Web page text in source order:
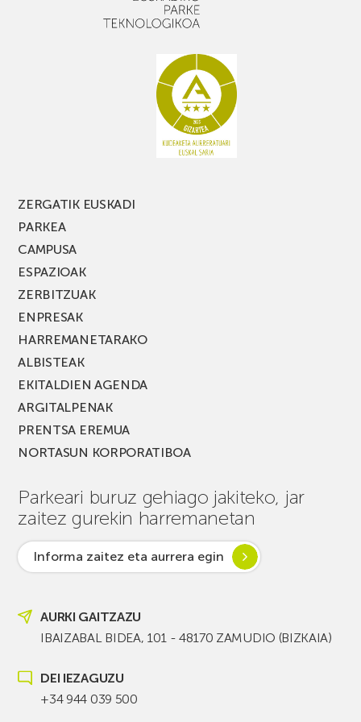
ZERGATIK EUSKADI
PARKEA
CAMPUSA
ESPAZIOAK
ZERBITZUAK
ENPRESAK
HARREMANETARAKO
ALBISTEAK
EKITALDIEN AGENDA
ARGITALPENAK
PRENTSA EREMUA
NORTASUN KORPORATIBOA
Parkeari buruz gehiago jakiteko, jar
zaitez gurekin harremanetan
Informa zaitez eta aurrera egin
AURKI GAITZAZU
IBAIZABAL BIDEA, 101 - 48170 ZAMUDIO (BIZKAIA)
DEI IEZAGUZU
+34 944 039 500